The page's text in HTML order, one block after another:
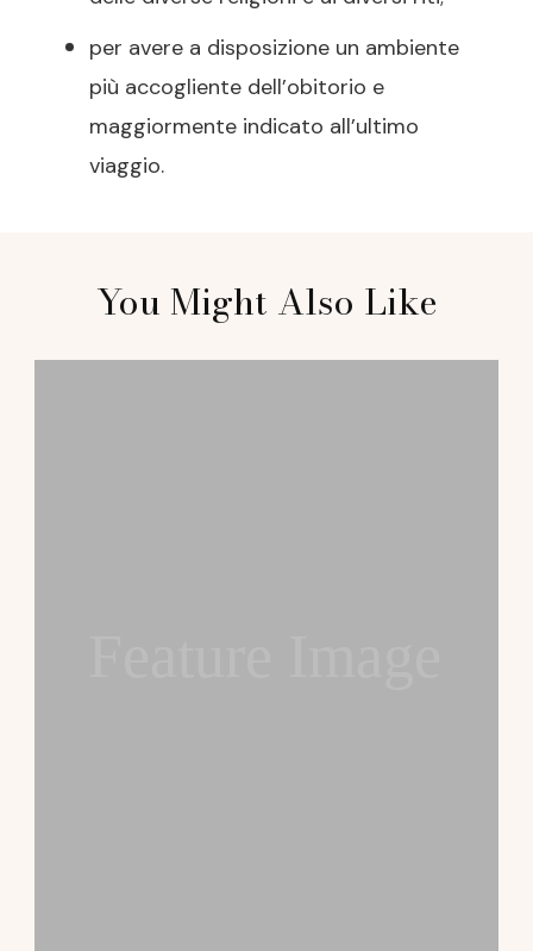
per avere a disposizione un ambiente
più accogliente dell’obitorio e
maggiormente indicato all’ultimo
viaggio.
Navigation
You Might Also Like